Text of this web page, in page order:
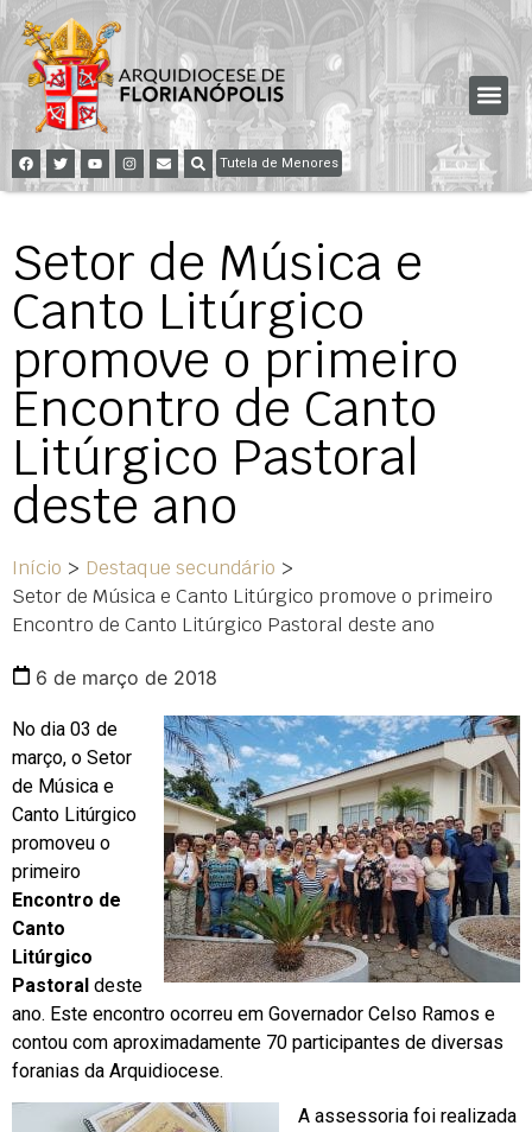
Tutela de Menores
Setor de Música e
Canto Litúrgico
promove o primeiro
Encontro de Canto
Litúrgico Pastoral
deste ano
Início > Destaque secundário >
Setor de Música e Canto Litúrgico promove o primeiro
Encontro de Canto Litúrgico Pastoral deste ano
6 de março de 2018
No dia 03 de
março, o Setor
de Música e
Canto Litúrgico
promoveu o
primeiro
Encontro de
Canto
Litúrgico
Pastoral deste
ano. Este encontro ocorreu em Governador Celso Ramos e
contou com aproximadamente 70 participantes de diversas
foranias da Arquidiocese.
A assessoria foi realizada